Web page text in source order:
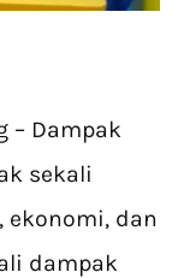
– Dampak
sekali
ekonomi, dan
dampak